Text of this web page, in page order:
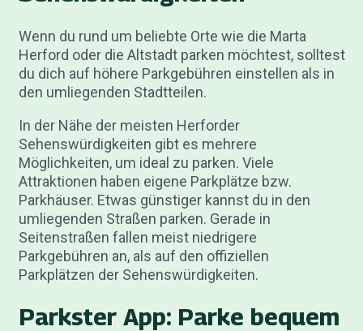
Wenn du rund um beliebte Orte wie die Marta
Herford oder die Altstadt parken möchtest, solltest
du dich auf höhere Parkgebühren einstellen als in
den umliegenden Stadtteilen.
In der Nähe der meisten Herforder
Sehenswürdigkeiten gibt es mehrere
Möglichkeiten, um ideal zu parken. Viele
Attraktionen haben eigene Parkplätze bzw.
Parkhäuser. Etwas günstiger kannst du in den
umliegenden Straßen parken. Gerade in
Seitenstraßen fallen meist niedrigere
Parkgebühren an, als auf den offiziellen
Parkplätzen der Sehenswürdigkeiten.
Parkster App: Parke bequem